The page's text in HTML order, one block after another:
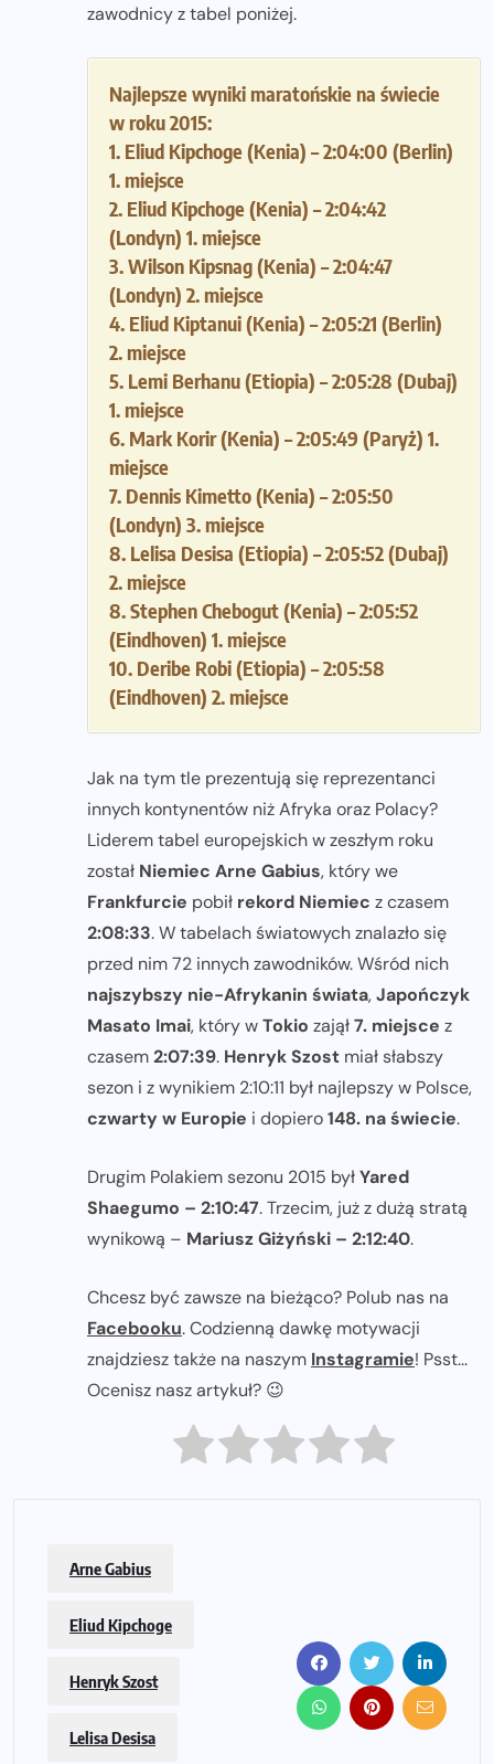
zawodnicy z tabel poniżej.
Najlepsze wyniki maratońskie na świecie
w roku 2015:
1. Eliud Kipchoge (Kenia) – 2:04:00 (Berlin)
1. miejsce
2. Eliud Kipchoge (Kenia) – 2:04:42
(Londyn) 1. miejsce
3. Wilson Kipsnag (Kenia) – 2:04:47
(Londyn) 2. miejsce
4. Eliud Kiptanui (Kenia) – 2:05:21 (Berlin)
2. miejsce
5. Lemi Berhanu (Etiopia) – 2:05:28 (Dubaj)
1. miejsce
6. Mark Korir (Kenia) – 2:05:49 (Paryż) 1.
miejsce
7. Dennis Kimetto (Kenia) – 2:05:50
(Londyn) 3. miejsce
8. Lelisa Desisa (Etiopia) – 2:05:52 (Dubaj)
2. miejsce
8. Stephen Chebogut (Kenia) – 2:05:52
(Eindhoven) 1. miejsce
10. Deribe Robi (Etiopia) – 2:05:58
(Eindhoven) 2. miejsce
Jak na tym tle prezentują się reprezentanci
innych kontynentów niż Afryka oraz Polacy?
Liderem tabel europejskich w zeszłym roku
został Niemiec Arne Gabius, który we
Frankfurcie pobił rekord Niemiec z czasem
2:08:33. W tabelach światowych znalazło się
przed nim 72 innych zawodników. Wśród nich
najszybszy nie-Afrykanin świata,Japończyk
Masato Imai, który wTokio zajął7. miejsce z
czasem2:07:39. Henryk Szost miał słabszy
sezon i z wynikiem 2:10:11 był najlepszy w Polsce,
czwarty w Europie i dopiero148. na świecie.
Drugim Polakiem sezonu 2015 byłYared
Shaegumo – 2:10:47. Trzecim, już z dużą stratą
wynikową – Mariusz Giżyński – 2:12:40.
Chcesz być zawsze na bieżąco? Polub nas na
Facebooku. Codzienną dawkę motywacji
znajdziesz także na naszym Instagramie! Psst...
Ocenisz nasz artykuł? 😉
Arne Gabius
Eliud Kipchoge
Henryk Szost
Lelisa Desisa